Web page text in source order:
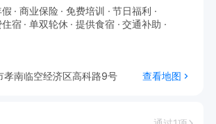
商业保险 免费培训
节日福利
宿 单双轮休 提供食宿
交通补助
孝南临空经济区高科路9号
查看地图